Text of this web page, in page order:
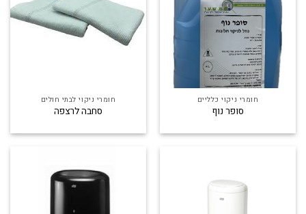
חומרי ניקוי כלליים
סופר נוף
חומרי ניקוי לבתי חולים
סחבה לרצפה